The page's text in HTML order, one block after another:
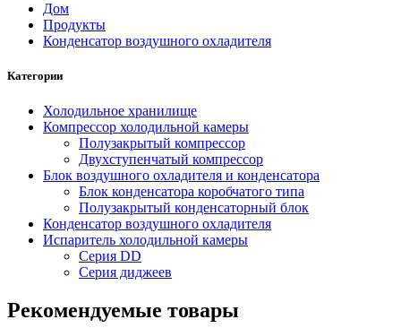
Дом
Продукты
Конденсатор воздушного охладителя
Категории
Холодильное хранилище
Компрессор холодильной камеры
Полузакрытый компрессор
Двухступенчатый компрессор
Блок воздушного охладителя и конденсатора
Блок конденсатора коробчатого типа
Полузакрытый конденсаторный блок
Конденсатор воздушного охладителя
Испаритель холодильной камеры
Серия DD
Серия диджеев
Рекомендуемые товары